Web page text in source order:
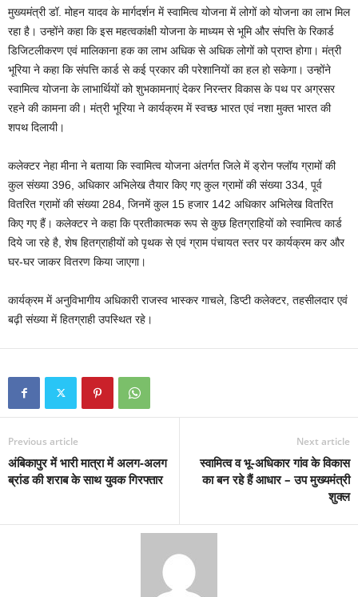
मुख्यमंत्री डॉ. मोहन यादव के मार्गदर्शन में स्वामित्व योजना में लोगों को योजना का लाभ मिल
रहा है। उन्होंने कहा कि इस महत्वकांक्षी योजना के माध्यम से भूमि और संपत्ति के रिकार्ड
डिजिटलीकरण एवं मालिकाना हक का लाभ अधिक से अधिक लोगों को प्राप्त होगा। मंत्री
भूरिया ने कहा कि संपत्ति कार्ड से कई प्रकार की परेशानियों का हल हो सकेगा। उन्होंने
स्वामित्व योजना के लाभार्थियों को शुभकामनाएं देकर निरन्तर विकास के पथ पर अग्रसर
रहने की कामना की। मंत्री भूरिया ने कार्यक्रम में स्वच्छ भारत एवं नशा मुक्त भारत की
शपथ दिलायी।
कलेक्टर नेहा मीना ने बताया कि स्वामित्व योजना अंतर्गत जिले में ड्रोन फ्लॉय ग्रामों की
कुल संख्या 396, अधिकार अभिलेख तैयार किए गए कुल ग्रामों की संख्या 334, पूर्व
वितरित ग्रामों की संख्या 284, जिनमें कुल 15 हजार 142 अधिकार अभिलेख वितरित
किए गए हैं। कलेक्टर ने कहा कि प्रतीकात्मक रूप से कुछ हितग्राहियों को स्वामित्व कार्ड
दिये जा रहे है, शेष हितग्राहीयों को पृथक से एवं ग्राम पंचायत स्तर पर कार्यक्रम कर और
घर-घर जाकर वितरण किया जाएगा।
कार्यक्रम में अनुविभागीय अधिकारी राजस्व भास्कर गाचले, डिप्टी कलेक्टर, तहसीलदार एवं
बढ़ी संख्या में हितग्राही उपस्थित रहे।
Previous article
अंबिकापुर में भारी मात्रा में अलग-अलग
ब्रांड की शराब के साथ युवक गिरफ्तार
Next article
स्वामित्व व भू-अधिकार गांव के विकास
का बन रहे हैं आधार – उप मुख्यमंत्री
शुक्ल